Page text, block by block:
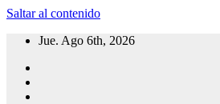
Saltar al contenido
Jue. Ago 6th, 2026